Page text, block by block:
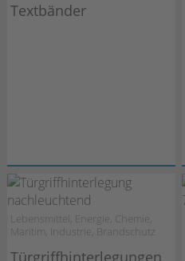
Textbänder
Lebensmittel, Energie, Chemie,
Maritim, Industrie, Brandschutz
Türgriffhinterlegungen